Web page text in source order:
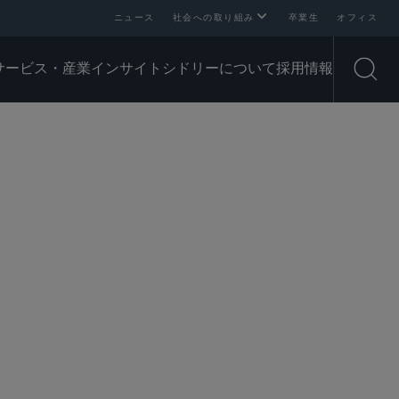
ニュース 社会への取り組み 卒業生 オフィス
ービス・産業インサイト シドリーについて採用情報